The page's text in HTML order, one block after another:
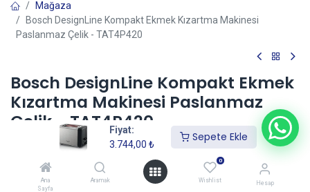
Fiyat:
3.744,00 ₺
Sepete Ekle
Ana
Sayfa
Aramak
0
Wishlist Hesap
Mağaza
Bosch DesignLine Kompakt Ekmek Kızartma Makinesi
Paslanmaz Çelik - TAT4P420
Bosch DesignLine Kompakt Ekmek
Kızartma Makinesi Paslanmaz
Çelik - TAT4P420
(0 incele)
3.744,00